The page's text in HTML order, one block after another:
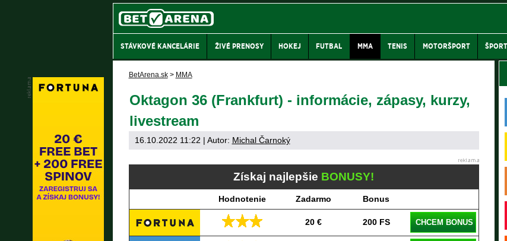
STÁVKOVÉ KANCELÁRIE ŽIVÉ PRENOSY HOKEJ FUTBAL MMA TENIS MOTORŠPORT
BetArena.sk > MMA
Oktagon 36 (Frankfurt) - informácie, zápasy, kurzy,
livestream
16.10.2022 11:22 | Autor: Michal Čarnoký
Získaj najlepšie BONUSY!
Hodnotenie Zadarmo Bonus
20 € 200 FS CHCEM BONUS